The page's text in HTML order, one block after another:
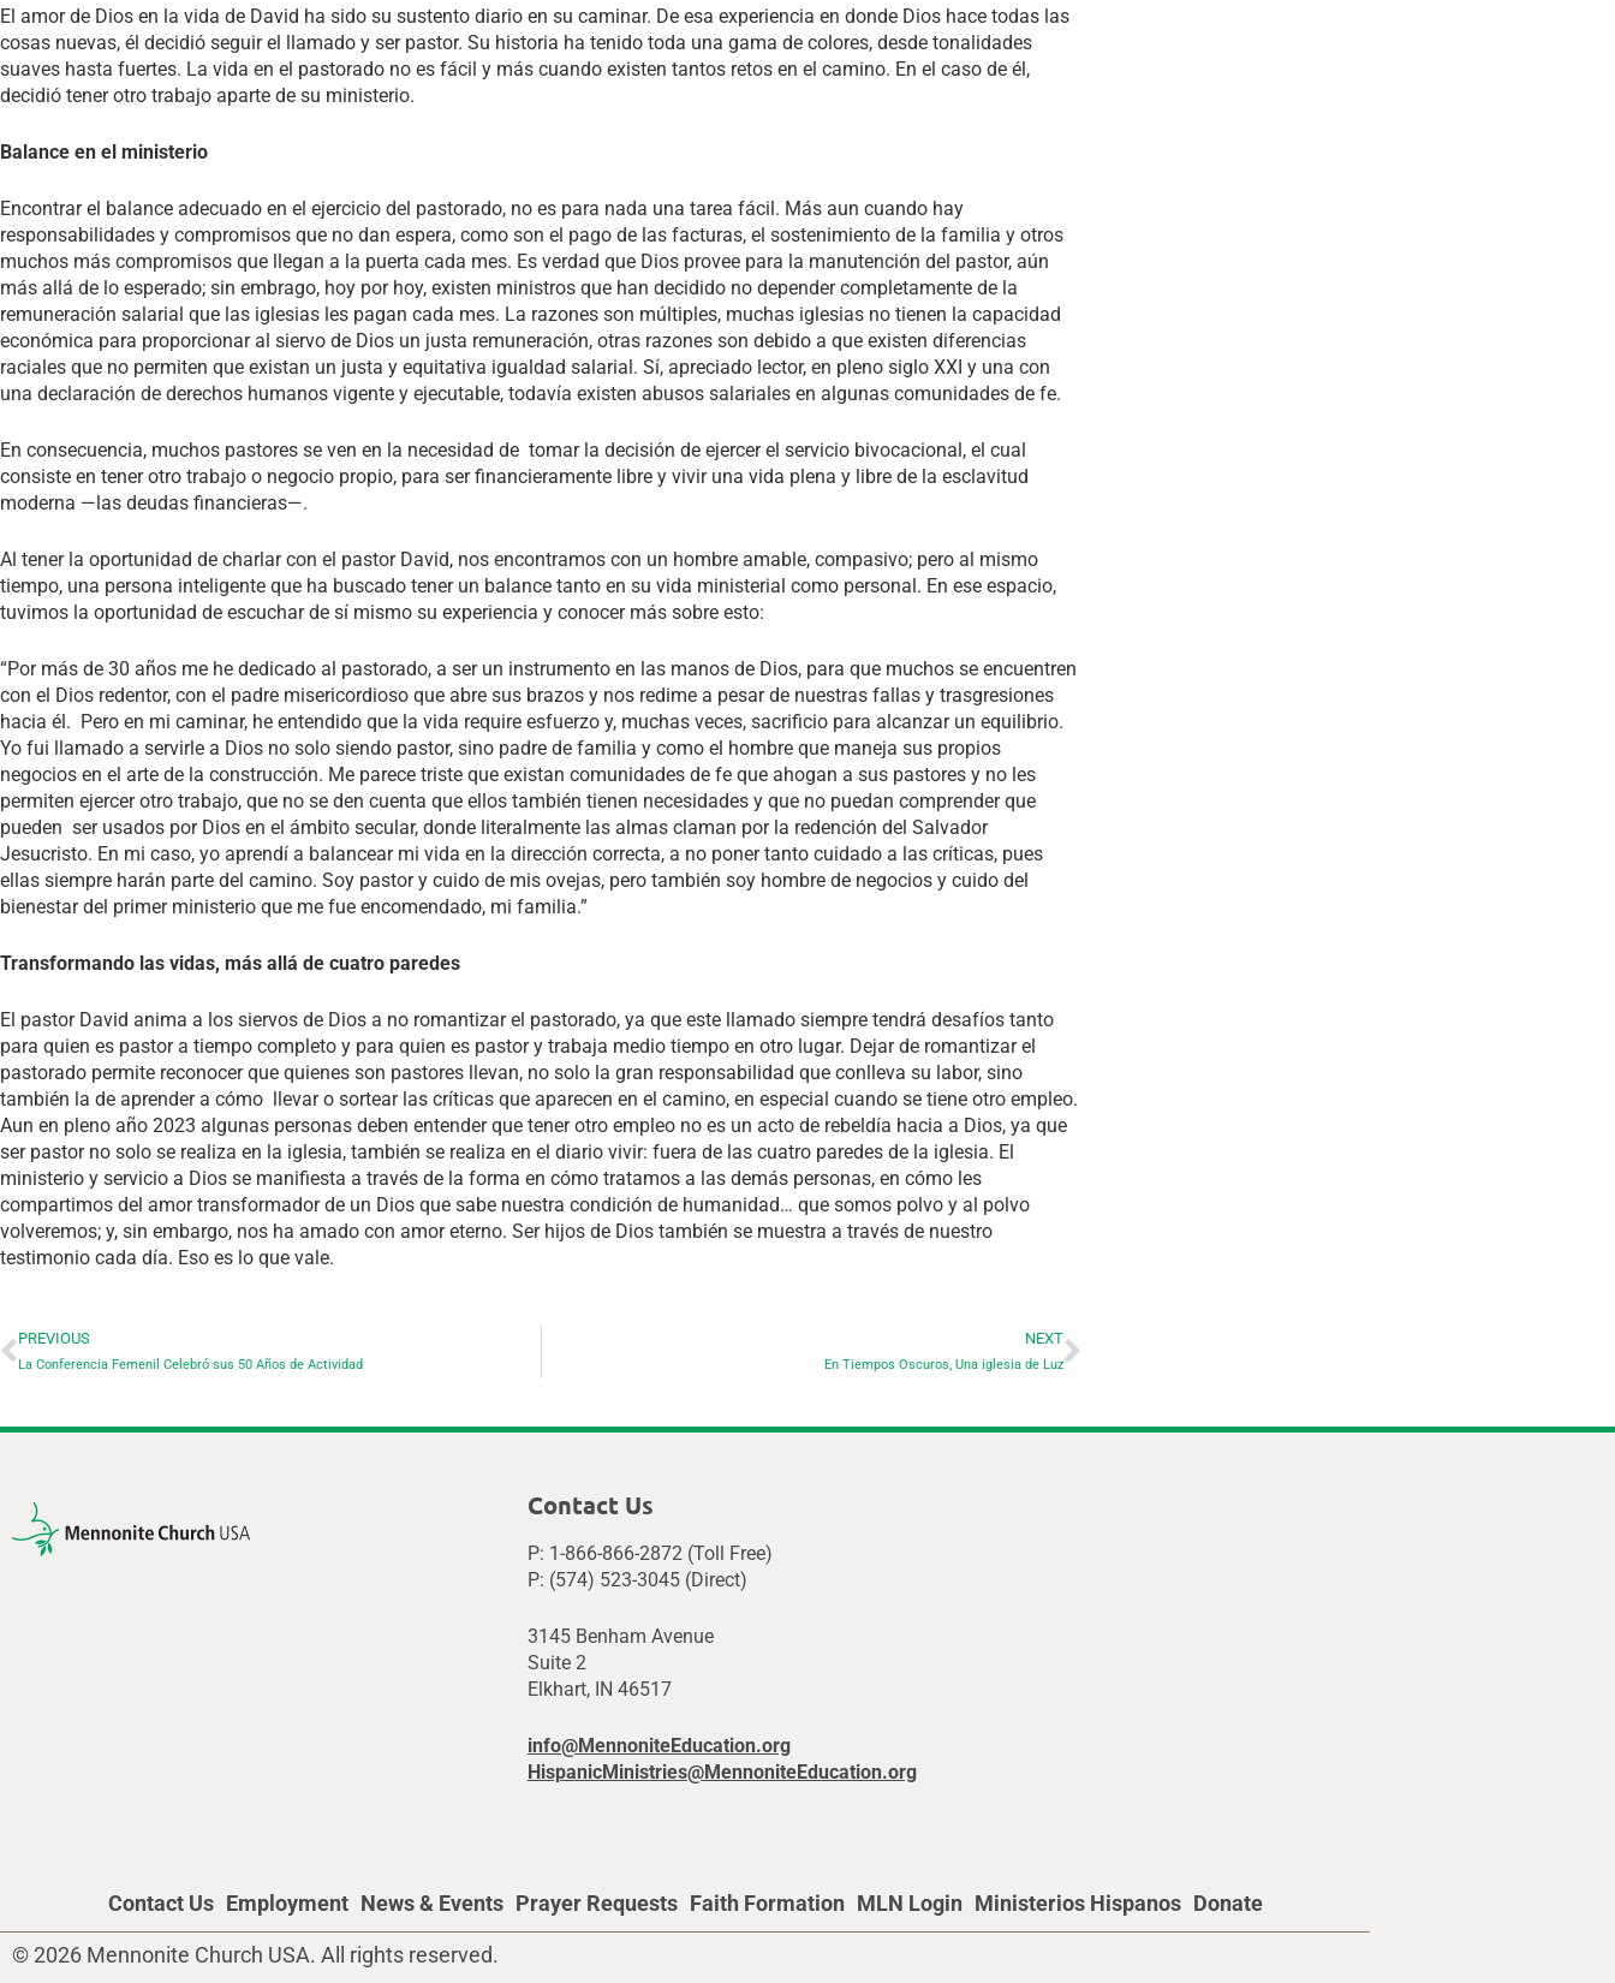
El amor de Dios en la vida de David ha sido su sustento diario en su caminar. De esa experiencia en donde Dios hace todas las
cosas nuevas, él decidió seguir el llamado y ser pastor. Su historia ha tenido toda una gama de colores, desde tonalidades
suaves hasta fuertes. La vida en el pastorado no es fácil y más cuando existen tantos retos en el camino. En el caso de él,
decidió tener otro trabajo aparte de su ministerio.
Balance en el ministerio
Encontrar el balance adecuado en el ejercicio del pastorado, no es para nada una tarea fácil. Más aun cuando hay
responsabilidades y compromisos que no dan espera, como son el pago de las facturas, el sostenimiento de la familia y otros
muchos más compromisos que llegan a la puerta cada mes. Es verdad que Dios provee para la manutención del pastor, aún
más allá de lo esperado; sin embrago, hoy por hoy, existen ministros que han decidido no depender completamente de la
remuneración salarial que las iglesias les pagan cada mes. La razones son múltiples, muchas iglesias no tienen la capacidad
económica para proporcionar al siervo de Dios un justa remuneración, otras razones son debido a que existen diferencias
raciales que no permiten que existan un justa y equitativa igualdad salarial. Sí, apreciado lector, en pleno siglo XXI y una con
una declaración de derechos humanos vigente y ejecutable, todavía existen abusos salariales en algunas comunidades de fe.
En consecuencia, muchos pastores se ven en la necesidad de tomar la decisión de ejercer el servicio bivocacional, el cual
consiste en tener otro trabajo o negocio propio, para ser financieramente libre y vivir una vida plena y libre de la esclavitud
moderna —las deudas financieras—.
Al tener la oportunidad de charlar con el pastor David, nos encontramos con un hombre amable, compasivo; pero al mismo
tiempo, una persona inteligente que ha buscado tener un balance tanto en su vida ministerial como personal. En ese espacio,
tuvimos la oportunidad de escuchar de sí mismo su experiencia y conocer más sobre esto:
“Por más de 30 años me he dedicado al pastorado, a ser un instrumento en las manos de Dios, para que muchos se encuentren
con el Dios redentor, con el padre misericordioso que abre sus brazos y nos redime a pesar de nuestras fallas y trasgresiones
hacia él. Pero en mi caminar, he entendido que la vida require esfuerzo y, muchas veces, sacrificio para alcanzar un equilibrio.
Yo fui llamado a servirle a Dios no solo siendo pastor, sino padre de familia y como el hombre que maneja sus propios
negocios en el arte de la construcción. Me parece triste que existan comunidades de fe que ahogan a sus pastores y no les
permiten ejercer otro trabajo, que no se den cuenta que ellos también tienen necesidades y que no puedan comprender que
pueden ser usados por Dios en el ámbito secular, donde literalmente las almas claman por la redención del Salvador
Jesucristo. En mi caso, yo aprendí a balancear mi vida en la dirección correcta, a no poner tanto cuidado a las críticas, pues
ellas siempre harán parte del camino. Soy pastor y cuido de mis ovejas, pero también soy hombre de negocios y cuido del
bienestar del primer ministerio que me fue encomendado, mi familia.”
Transformando las vidas, más allá de cuatro paredes
El pastor David anima a los siervos de Dios a no romantizar el pastorado, ya que este llamado siempre tendrá desafíos tanto
para quien es pastor a tiempo completo y para quien es pastor y trabaja medio tiempo en otro lugar. Dejar de romantizar el
pastorado permite reconocer que quienes son pastores llevan, no solo la gran responsabilidad que conlleva su labor, sino
también la de aprender a cómo llevar o sortear las críticas que aparecen en el camino, en especial cuando se tiene otro empleo.
Aun en pleno año 2023 algunas personas deben entender que tener otro empleo no es un acto de rebeldía hacia a Dios, ya que
ser pastor no solo se realiza en la iglesia, también se realiza en el diario vivir: fuera de las cuatro paredes de la iglesia. El
ministerio y servicio a Dios se manifiesta a través de la forma en cómo tratamos a las demás personas, en cómo les
compartimos del amor transformador de un Dios que sabe nuestra condición de humanidad… que somos polvo y al polvo
volveremos; y, sin embargo, nos ha amado con amor eterno. Ser hijos de Dios también se muestra a través de nuestro
testimonio cada día. Eso es lo que vale.
PREVIOUS
La Conferencia Femenil Celebró sus 50 Años de Actividad
NEXT
En Tiempos Oscuros, Una iglesia de Luz
Contact Us
P: 1-866-866-2872 (Toll Free)
P: (574) 523-3045 (Direct)
3145 Benham Avenue
Suite 2
Elkhart, IN 46517
info@MennoniteEducation.org
HispanicMinistries@MennoniteEducation.org
Contact Us Employment News & Events Prayer Requests Faith Formation MLN Login Ministerios Hispanos Donate
© 2026 Mennonite Church USA. All rights reserved.